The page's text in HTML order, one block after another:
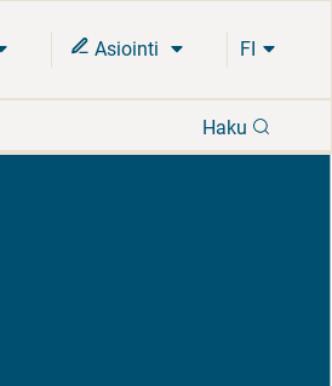
Asiointi FI
Haku